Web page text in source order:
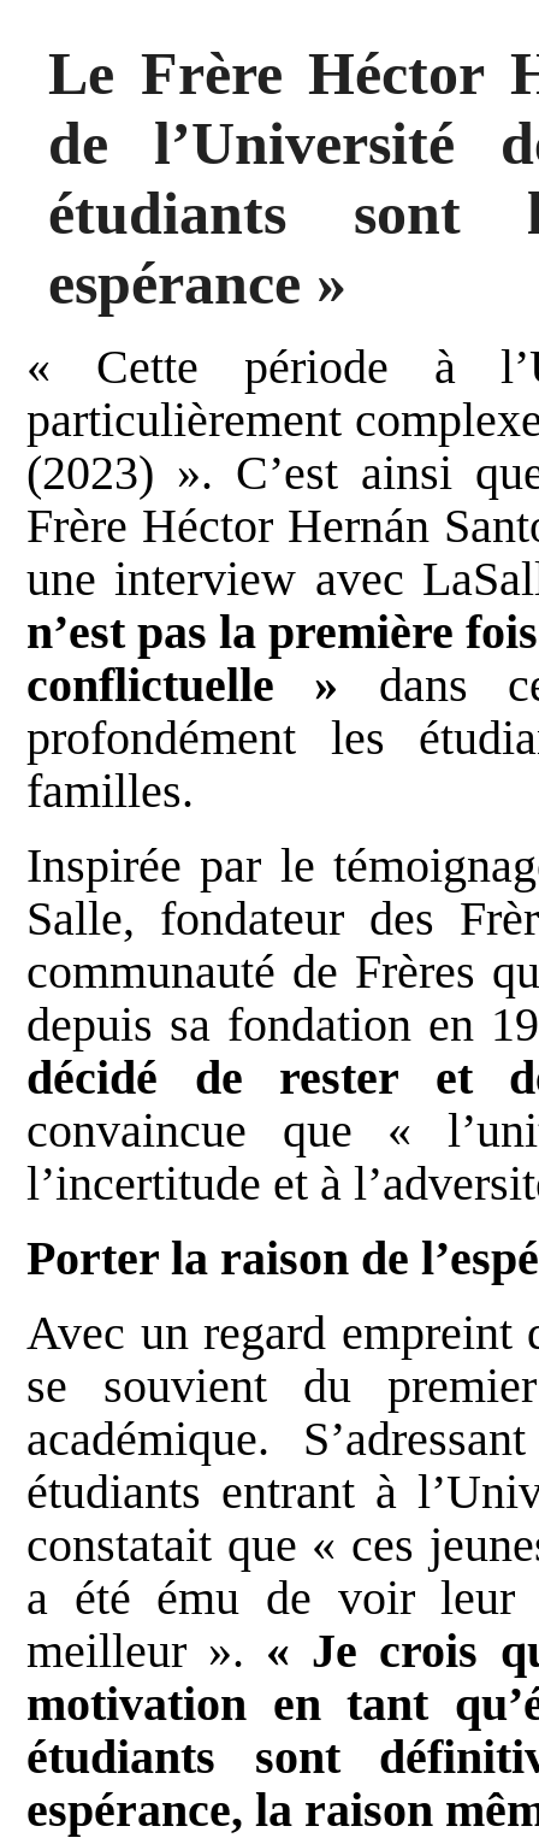
Le Frère Héctor
de l’Université
étudiants
espérance »
« Cette période à
particulièrement
(2023) ». C’est ainsi
Frère Héctor Hernán
une interview avec
n’est pas la première
conflictuelle » dans
profondément les
familles.
Inspirée par le
Salle, fondateur des
communauté de Frères
depuis sa fondation en
décidé de rester et
convaincue que «
l’incertitude et à
Porter la raison de
Avec un regard empreint
se souvient du
académique.
étudiants entrant à
constatait que « ces
a été ému de voir leur
meilleur ». « Je crois
motivation en tant
étudiants sont
espérance, la raison